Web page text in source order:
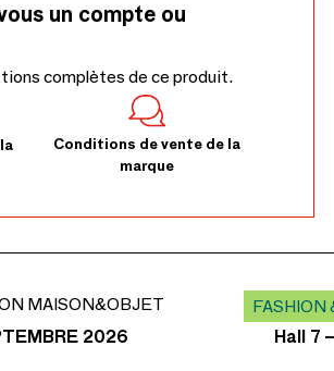
un compte ou
complètes de ce produit.
Conditions de vente de la
marque
MAISON&OBJET
2026
FASHION
Hall 7